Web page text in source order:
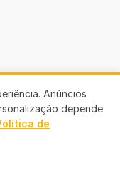
Anúncios
depende
de